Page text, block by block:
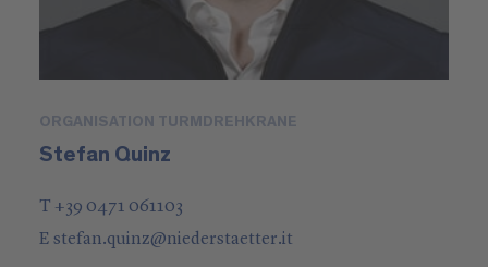
ORGANISATION TURMDREHKRANE
Stefan Quinz
T +39 0471 061103
Estefan.quinz@niederstaetter.it